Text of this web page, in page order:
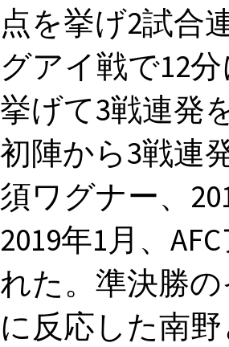
点を挙げ2試合
グアイ戦で12
挙げて3戦連発
初陣から3戦連
須ワグナー、
2019年1月、
れた。準決勝
に反応した南